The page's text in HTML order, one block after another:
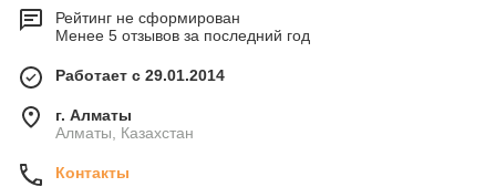
Рейтинг не сформирован
Менее 5 отзывов за последний год
Работает с 29.01.2014
г. Алматы
Алматы, Казахстан
Контакты